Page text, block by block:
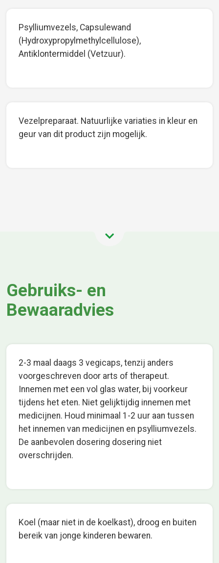
Psylliumvezels, Capsulewand
(Hydroxypropylmethylcellulose),
Antiklontermiddel (Vetzuur).
Vezelpreparaat. Natuurlijke variaties in kleur en
geur van dit product zijn mogelijk.
Gebruiks- en
Bewaaradvies
2-3 maal daags 3 vegicaps, tenzij anders
voorgeschreven door arts of therapeut.
Innemen met een vol glas water, bij voorkeur
tijdens het eten. Niet gelijktijdig innemen met
medicijnen. Houd minimaal 1-2 uur aan tussen
het innemen van medicijnen en psylliumvezels.
De aanbevolen dosering dosering niet
overschrijden.
Koel (maar niet in de koelkast), droog en buiten
bereik van jonge kinderen bewaren.